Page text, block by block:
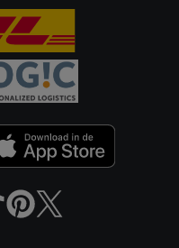
te plaatsen maar het
kunnen op
verschillende Lidl-
eindapparaten
gehashte e-mailadres en
toegewezen.
welke cookies en
vinden over de